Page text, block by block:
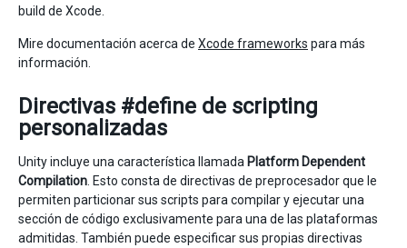
build de Xcode.
Mire documentación acerca de Xcode frameworks para más
información.
Directivas #define de scripting
personalizadas
Unity incluye una característica llamada Platform Dependent
Compilation . Esto consta de directivas de preprocesador que le
permiten particionar sus scripts para compilar y ejecutar una
sección de código exclusivamente para una de las plataformas
admitidas. También puede especificar sus propias directivas